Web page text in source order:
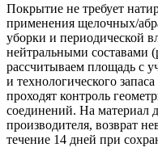
Покрытие не требует
применения щелочных/
уборки и периодической
нейтральными составами
рассчитываем площадь с
и технологического
проходят контроль
соединений. На материал
производителя, возврат
течение 14 дней при